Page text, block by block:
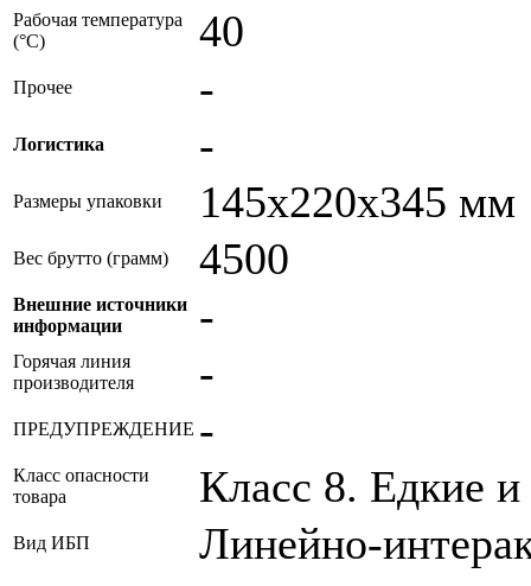
Рабочая температура
(°C)
40
Прочее -
Логистика -
Размеры упаковки 145x220x345 мм
Вес брутто (грамм) 4500
Внешние источники
информации
-
Горячая линия
производителя
-
ПРЕДУПРЕЖДЕНИЕ -
Класс опасности
товара
Класс 8. Едкие
Вид ИБП
Линейно-